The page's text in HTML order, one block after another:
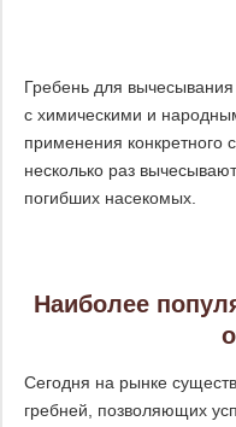
Гребень для
с химическими и
применения конкретного
несколько раз
погибших насекомых.
Наиболее
Сегодня на рынке
гребней, позволяющих